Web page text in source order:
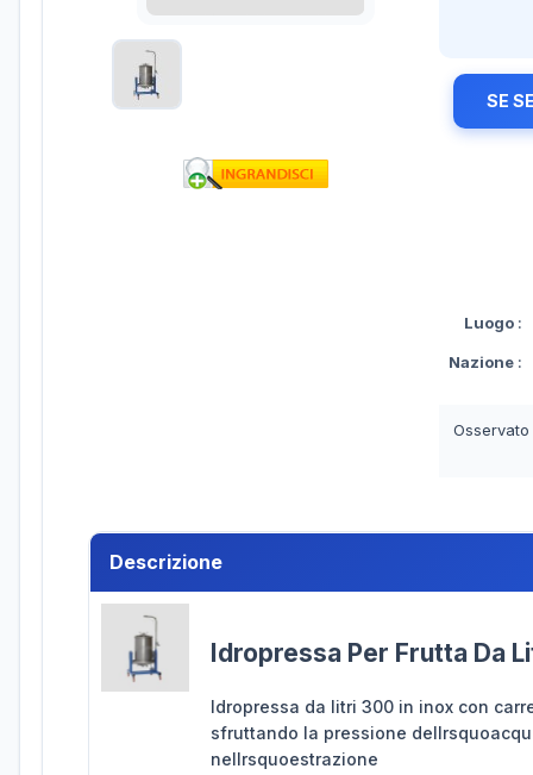
SE
Luogo :
Nazione :
Descrizione
Idropressa Per Frutta Da
Idropressa da litri 300 in inox con
sfruttando la pressione
nellrsquoestrazione